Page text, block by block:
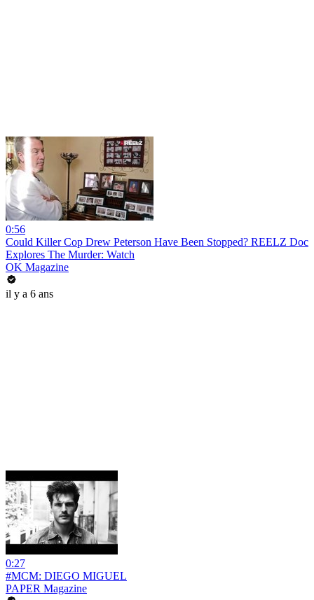
0:56
Could Killer Cop Drew Peterson Have Been Stopped? REELZ Doc
Explores The Murder: Watch
OK Magazine
il y a 6 ans
0:27
#MCM: DIEGO MIGUEL
PAPER Magazine